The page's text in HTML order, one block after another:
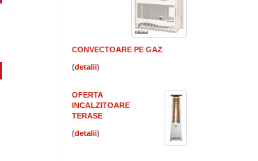
CONVECTOARE PE GAZ
( )
OFERTA
INCALZITOARE
TERASE
( )